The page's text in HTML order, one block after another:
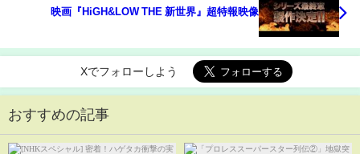
映画『HiGH&LOW THE 新世界』超特報映像
Xでフォローしよう
おすすめの記事